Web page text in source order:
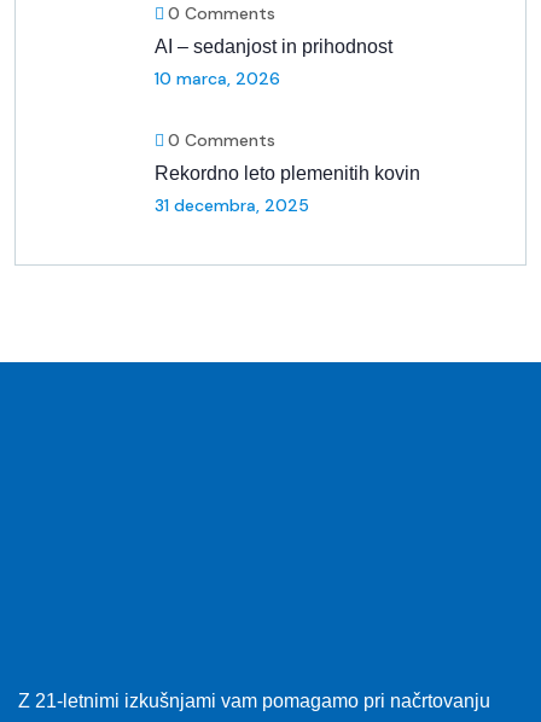
0 Comments
AI – sedanjost in prihodnost
10 marca, 2026
0 Comments
Rekordno leto plemenitih kovin
31 decembra, 2025
Z 21-letnimi izkušnjami vam pomagamo pri načrtovanju